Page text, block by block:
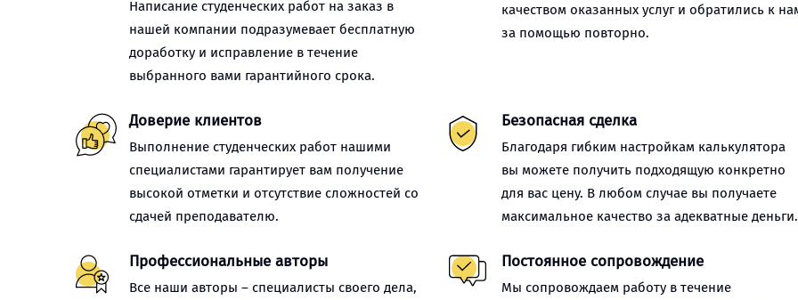
Написание студенческих работ на заказ в
нашей компании подразумевает бесплатную
доработку и исправление в течение
выбранного вами гарантийного срока.
качеством оказанных услуг и обратились к
за помощью повторно.
Доверие клиентов
Выполнение студенческих работ нашими
специалистами гарантирует вам получение
высокой отметки и отсутствие сложностей со
сдачей преподавателю.
Безопасная сделка
Благодаря гибким настройкам калькулятора
вы можете получить подходящую конкретно
для вас цену. В любом случае вы получаете
максимальное качество за адекватные деньги.
Профессиональные авторы
Все наши авторы – специалисты своего дела,
Постоянное сопровождение
Мы сопровождаем работу в течение